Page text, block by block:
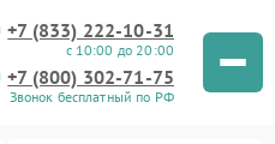
+7 (833) 222-10-31
с 10:00 до 20:00
+7 (800) 302-71-75
Звонок бесплатный по РФ